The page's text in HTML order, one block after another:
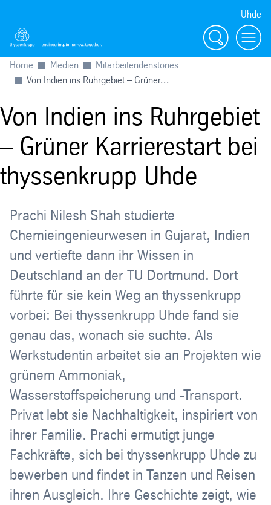
Uhde
Suche
Menu
Home Medien
Mitarbeitendenstories
Von Indien ins Ruhrgebiet – Grüner...
Von Indien ins Ruhrgebiet
– Grüner Karrierestart bei
thyssenkrupp Uhde
Prachi Nilesh Shah studierte
Chemieingenieurwesen in Gujarat, Indien
und vertiefte dann ihr Wissen in
Deutschland an der TU Dortmund. Dort
führte für sie kein Weg an thyssenkrupp
vorbei: Bei thyssenkrupp Uhde fand sie
genau das, wonach sie suchte. Als
Werkstudentin arbeitet sie an Projekten wie
grünem Ammoniak,
Wasserstoffspeicherung und -Transport.
Privat lebt sie Nachhaltigkeit, inspiriert von
ihrer Familie. Prachi ermutigt junge
Fachkräfte, sich bei thyssenkrupp Uhde zu
bewerben und findet in Tanzen und Reisen
ihren Ausgleich. Ihre Geschichte zeigt, wie